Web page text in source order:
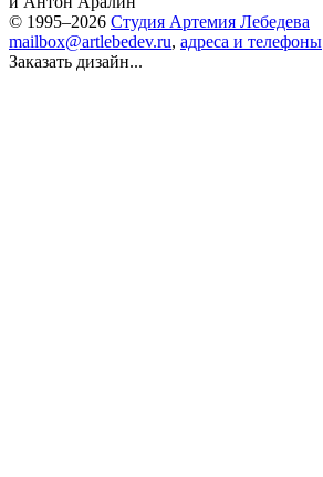
© 1995–2026 Студия Артемия Лебедева
mailbox@artlebedev.ru, адреса и телефоны
Заказать дизайн...